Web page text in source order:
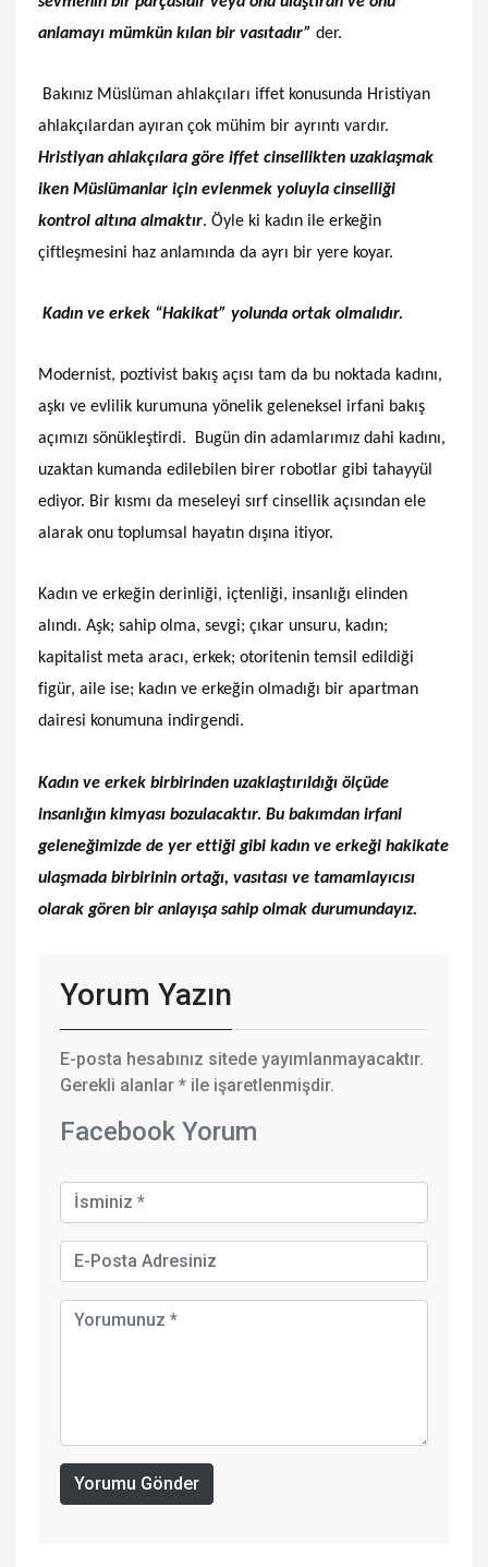
anlamayı mümkün kılan bir vasıtadır” der.
Bakınız Müslüman ahlakçıları iffet konusunda Hristiyan
ahlakçılardan ayıran çok mühim bir ayrıntı vardır.
Hristiyan ahlakçılara göre iffet cinsellikten uzaklaşmak
iken Müslümanlar için evlenmek yoluyla cinselliği
kontrol altına almaktır. Öyle ki kadın ile erkeğin
çiftleşmesini haz anlamında da ayrı bir yere koyar.
Kadın ve erkek “Hakikat” yolunda ortak olmalıdır.
Modernist, poztivist bakış açısı tam da bu noktada kadını,
aşkı ve evlilik kurumuna yönelik geleneksel irfani bakış
açımızı sönükleştirdi. Bugün din adamlarımız dahi kadını,
uzaktan kumanda edilebilen birer robotlar gibi tahayyül
ediyor. Bir kısmı da meseleyi sırf cinsellik açısından ele
alarak onu toplumsal hayatın dışına itiyor.
Kadın ve erkeğin derinliği, içtenliği, insanlığı elinden
alındı. Aşk; sahip olma, sevgi; çıkar unsuru, kadın;
kapitalist meta aracı, erkek; otoritenin temsil edildiği
figür, aile ise; kadın ve erkeğin olmadığı bir apartman
dairesi konumuna indirgendi.
Kadın ve erkek birbirinden uzaklaştırıldığı ölçüde
insanlığın kimyası bozulacaktır. Bu bakımdan irfani
geleneğimizde de yer ettiği gibi kadın ve erkeği hakikate
ulaşmada birbirinin ortağı, vasıtası ve tamamlayıcısı
olarak gören bir anlayışa sahip olmak durumundayız.
Yorum Yazın
E-posta hesabınız sitede yayımlanmayacaktır.
Gerekli alanlar * ile işaretlenmişdir.
Facebook Yorum
Yorumu Gönder